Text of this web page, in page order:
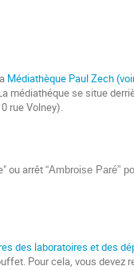
Médiathèque Paul Zech
médiathéque se situe
rue Volney).
ou arrêt“Ambroise Paré”
des laboratoires et des
Pour cela, vous